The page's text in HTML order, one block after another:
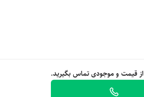
قیمت و موجودی تماس بگیرید.